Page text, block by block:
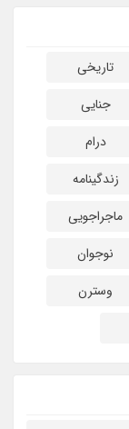
تاریخی
جنایی
درام
زندگینامه
ماجراجویی
نوجوان
وسترن